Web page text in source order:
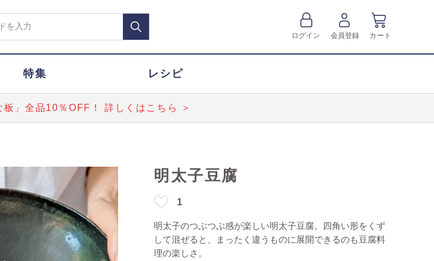
ログイン 会員登録 カート
特集 レシピ
板」全品10％OFF！ 詳しくはこちら ＞
明太子豆腐
1
明太子のつぶつぶ感が楽しい明太子豆腐。四角い形をくず
して混ぜると、まったく違うものに展開できるのも豆腐料
理の楽しさ。